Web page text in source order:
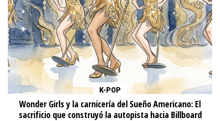
K-POP
Wonder Girls y la carnicería del Sueño Americano: El
sacrificio que construyó la autopista hacia Billboard